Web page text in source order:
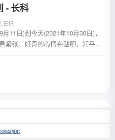
- 长科
日记
11日)到今天(2021年10月30日)，
紧张，好奇的心情在贴吧，知乎，